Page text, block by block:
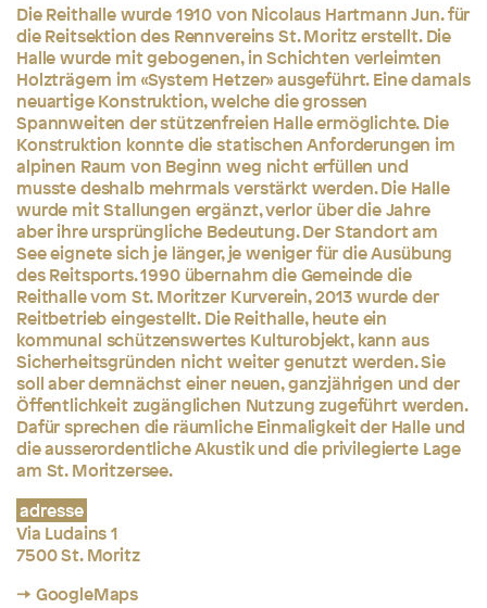
Die Reithalle wurde 1910 von Nicolaus Hartmann Jun. für
die Reitsektion des Rennvereins St. Moritz erstellt. Die
Halle wurde mit gebogenen, in Schichten verleimten
Holzträgern im «System Hetzer» ausgeführt. Eine damals
neuartige Konstruktion, welche die grossen
Spannweiten der stützenfreien Halle ermöglichte. Die
Konstruktion konnte die statischen Anforderungen im
alpinen Raum von Beginn weg nicht erfüllen und
musste deshalb mehrmals verstärkt werden. Die Halle
wurde mit Stallungen ergänzt, verlor über die Jahre
aber ihre ursprüngliche Bedeutung. Der Standort am
See eignete sich je länger, je weniger für die Ausübung
des Reitsports. 1990 übernahm die Gemeinde die
Reithalle vom St. Moritzer Kurverein, 2013 wurde der
Reitbetrieb eingestellt. Die Reithalle, heute ein
kommunal schützenswertes Kulturobjekt, kann aus
Sicherheitsgründen nicht weiter genutzt werden. Sie
soll aber demnächst einer neuen, ganzjährigen und der
Öffentlichkeit zugänglichen Nutzung zugeführt werden.
Dafür sprechen die räumliche Einmaligkeit der Halle und
die ausserordentliche Akustik und die privilegierte Lage
am St. Moritzersee.
adresse
Via Ludains 1
7500 St. Moritz
→ GoogleMaps